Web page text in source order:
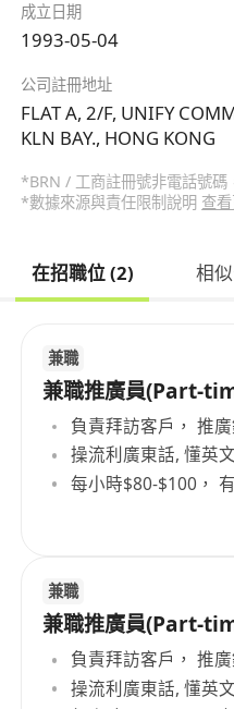
成立日期
1993-05-04
公司註冊地址
FLAT A, 2/F, UNIFY
KLN BAY., HONG KONG
*BRN / 工商註冊號非電話號碼
*數據來源與責任限制說明 查
在招職位 (2) 相
兼職
兼職推廣員(Part-
負責拜訪客戶， 推
操流利廣東話, 懂英
每小時$80-$100，
兼職
兼職推廣員(Part-
負責拜訪客戶， 推
操流利廣東話, 懂英